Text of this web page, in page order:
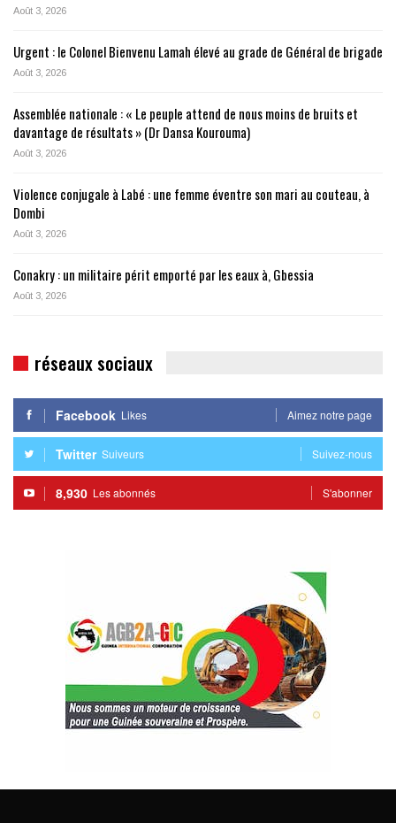
Août 3, 2026
Urgent : le Colonel Bienvenu Lamah élevé au grade de Général de brigade
Août 3, 2026
Assemblée nationale : « Le peuple attend de nous moins de bruits et
davantage de résultats » (Dr Dansa Kourouma)
Août 3, 2026
Violence conjugale à Labé : une femme éventre son mari au couteau, à
Dombi
Août 3, 2026
Conakry : un militaire périt emporté par les eaux à, Gbessia
Août 3, 2026
réseaux sociaux
Facebook Likes Aimez notre page
Twitter Suiveurs Suivez-nous
8,930 Les abonnés S'abonner